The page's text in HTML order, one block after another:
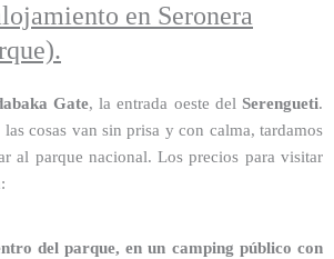
en Seronera
Gate, la entrada oeste delSerengueti.
cosas van sin prisa y con calma, tardamos
al parque nacional. Los precios para visitar
del parque, en un camping público con